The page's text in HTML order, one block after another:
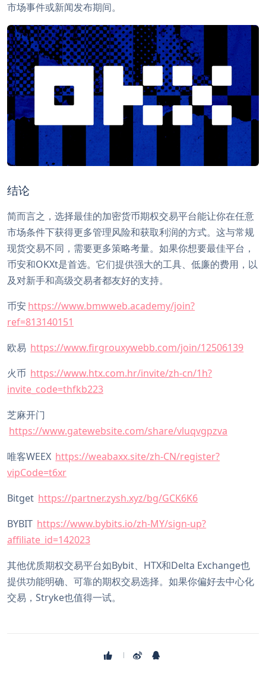
市场事件或新闻发布期间。
结论
简而言之，选择最佳的加密货币期权交易平台能让你在任意
市场条件下获得更多管理风险和获取利润的方式。这与常规
现货交易不同，需要更多策略考量。如果你想要最佳平台，
币安和OKXt是首选。它们提供强大的工具、低廉的费用，以
及对新手和高级交易者都友好的支持。
币安https://www.bmwweb.academy/join?
ref=813140151
欧易 https://www.firgrouxywebb.com/join/12506139
火币 https://www.htx.com.hr/invite/zh-cn/1h?
invite_code=thfkb223
芝麻开门
https://www.gatewebsite.com/share/vluqvgpzva
唯客WEEX https://weabaxx.site/zh-CN/register?
vipCode=t6xr
Bitget https://partner.zysh.xyz/bg/GCK6K6
BYBIT https://www.bybits.io/zh-MY/sign-up?
affiliate_id=142023
其他优质期权交易平台如Bybit、HTX和Delta Exchange也
提供功能明确、可靠的期权交易选择。如果你偏好去中心化
交易，Stryke也值得一试。